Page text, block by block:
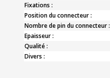
Fixations :
Position du connecteur :
Nombre de pin du connecteur :
Epaisseur :
Qualité :
Divers :